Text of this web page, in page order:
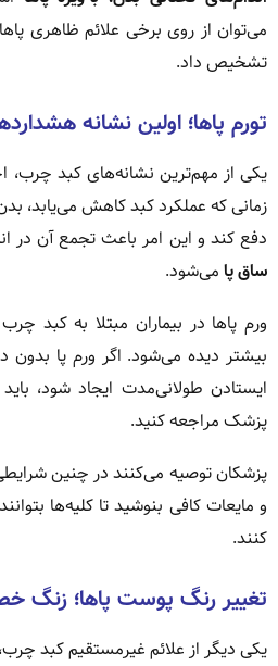
می‌توان از روی برخی علائم ظاهری
تشخیص داد.
تورم پاها؛ اولین نشانه
یکی از مهم‌ترین نشانه‌های کبد
زمانی که عملکرد کبد کاهش می‌یابد،
دفع کند و این امر باعث تجمع آن در
ساق پا می‌شود.
ورم پاها در بیماران مبتلا به کبد
بیشتر دیده می‌شود. اگر ورم پا
ایستادن طولانی‌مدت ایجاد شود،
پزشک مراجعه کنید.
پزشکان توصیه می‌کنند در چنین
و مایعات کافی بنوشید تا کلیه‌ها
کنند.
تغییر رنگ پوست پاها؛ زنگ
یکی دیگر از علائم غیرمستقیم کبد چرب،